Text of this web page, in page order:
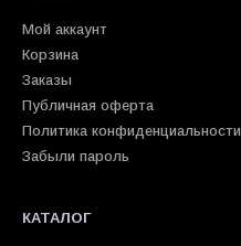
Мой аккаунт
Корзина
Заказы
Публичная оферта
Политика конфиденциальности
Забыли пароль
КАТАЛОГ